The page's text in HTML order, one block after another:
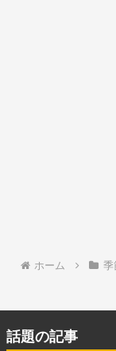
ホーム 季
話題の記事